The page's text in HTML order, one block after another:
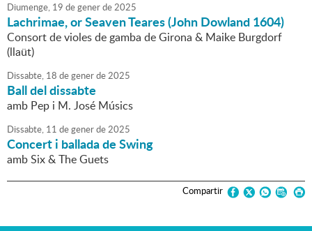
Diumenge, 19 degenerde2025
Lachrimae, or Seaven Teares (John Dowland 1604)
Consort de violes de gamba de Girona & Maike Burgdorf
(llaüt)
Dissabte, 18 degenerde2025
Ball del dissabte
amb Pep i M. José Músics
Dissabte, 11 degenerde2025
Concert i ballada de Swing
amb Six & The Guets
Compartir